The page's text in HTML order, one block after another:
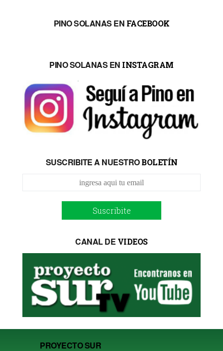
PINO SOLANAS EN FACEBOOK
PINO SOLANAS EN INSTAGRAM
SUSCRIBITE A NUESTROBOLETÍN
Suscribite
CANAL DE VIDEOS
PROYECTO SUR